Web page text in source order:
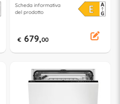
Scheda informativa
del prodotto
€ 679,00